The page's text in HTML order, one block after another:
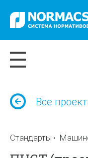
Все
Стандарты